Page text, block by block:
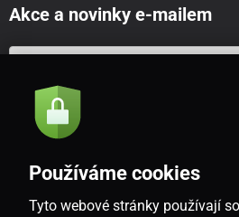
Akce a novinky e-mailem
Souhlasím se
CZ
Používáme cookies
Tyto webové stránky používají